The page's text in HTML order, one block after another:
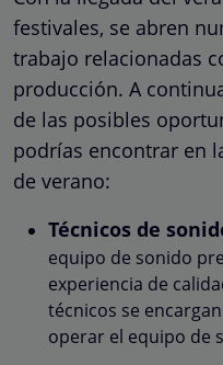
festivales, se abren
trabajo relacionadas
producción. A
de las posibles
podrías encontrar en
de verano:
Técnicos de
equipo de sonido
experiencia de
técnicos se
operar el equipo de